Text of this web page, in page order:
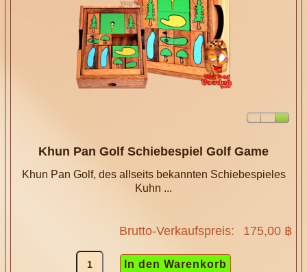
Khun Pan Golf Schiebespiel Golf Game
Khun Pan Golf, des allseits bekannten Schiebespieles
Kuhn ...
Brutto-Verkaufspreis: 175,00 ฿